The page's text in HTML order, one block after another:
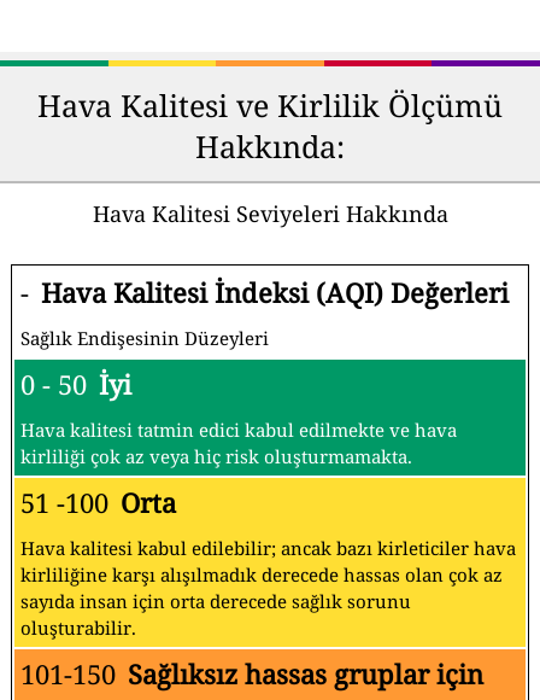
Hava Kalitesi ve Kirlilik Ölçümü
Hakkında:
Hava Kalitesi Seviyeleri Hakkında
- Hava Kalitesi İndeksi (AQI) Değerleri
Sağlık Endişesinin Düzeyleri
0 - 50 İyi
Hava kalitesi tatmin edici kabul edilmekte ve hava
kirliliği çok az veya hiç risk oluşturmamakta.
51 -100 Orta
Hava kalitesi kabul edilebilir; ancak bazı kirleticiler hava
kirliliğine karşı alışılmadık derecede hassas olan çok az
sayıda insan için orta derecede sağlık sorunu
oluşturabilir.
101-150 Sağlıksız hassas gruplar için